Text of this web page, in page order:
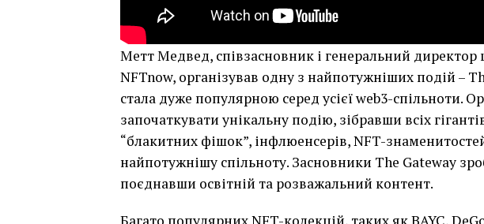
Метт Медвед, співзасновник і генеральний
NFTnow, організував одну з найпотужніших подій –
стала дуже популярною серед усієї web3-спільноти.
започаткувати унікальну подію, зібравши всіх
“блакитних фішок”, інфлюенсерів, NFT-
найпотужнішу спільноту. Засновники The Gateway
поєднавши освітній та розважальний контент.
Багато популярних NFT-колекцій, таких як BAYC,